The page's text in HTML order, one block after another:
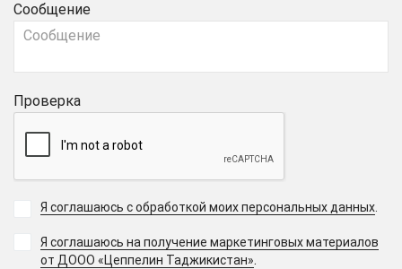
Сообщение
Проверка
Я соглашаюсь с обработкой моих персональных данных
Я соглашаюсь на получение маркетинговых материалов
от ДООО «Цеппелин Таджикистан».